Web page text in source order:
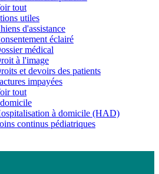
tout
utiles
d'assistance
éclairé
médical
à l'image
et devoirs des patients
impayées
tout
à domicile (HAD)
continus pédiatriques